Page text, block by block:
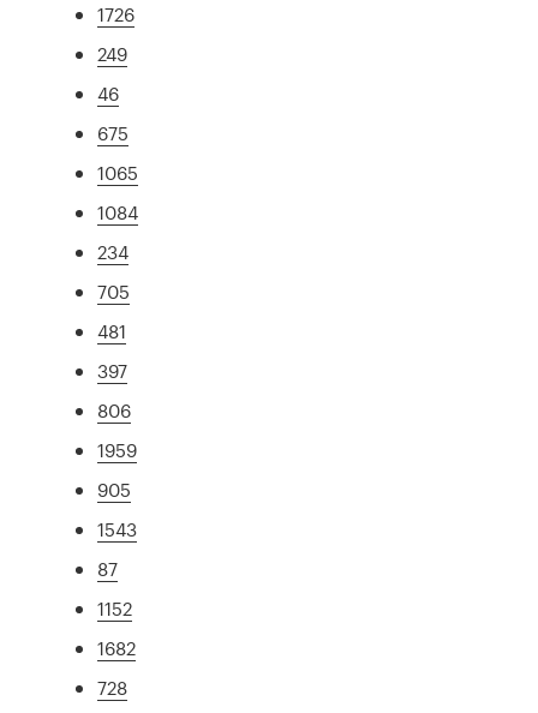
1726
249
46
675
1065
1084
234
705
481
397
806
1959
905
1543
87
1152
1682
728